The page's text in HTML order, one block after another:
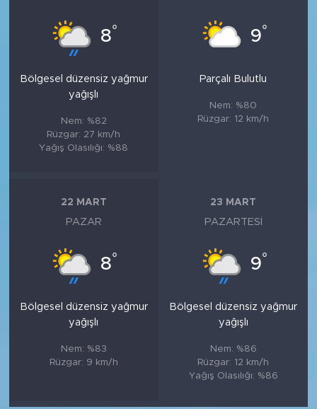
8°
Bölgesel düzensiz yağmur
yağışlı
Nem: %82
Rüzgar: 27 km/h
Yağış Olasılığı: %88
9°
Parçalı Bulutlu
Nem: %80
Rüzgar: 12 km/h
22 MART
PAZAR
8°
Bölgesel düzensiz yağmur
yağışlı
Nem: %83
Rüzgar: 9 km/h
23 MART
PAZARTESI
9°
Bölgesel düzensiz yağmur
yağışlı
Nem: %86
Rüzgar: 12 km/h
Yağış Olasılığı: %86